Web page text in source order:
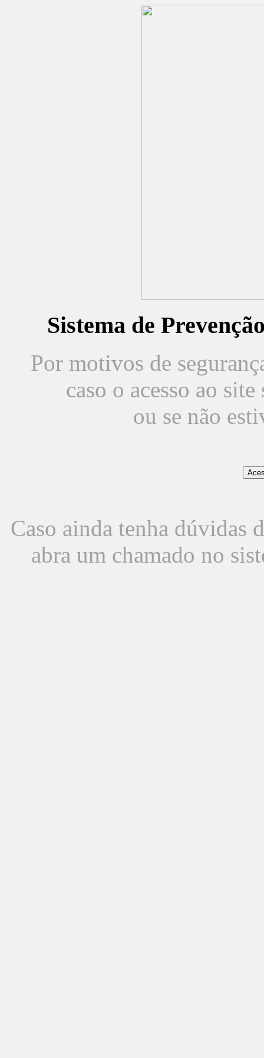
Sistema de
Por motivos de
caso o acesso ao
ou se não
Caso ainda tenha dúvidas
abra um chamado no